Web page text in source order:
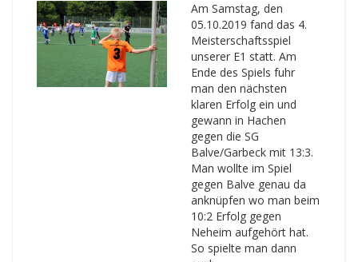
Am Samstag, den
05.10.2019 fand das 4.
Meisterschaftsspiel
unserer E1 statt. Am
Ende des Spiels fuhr
man den nächsten
klaren Erfolg ein und
gewann in Hachen
gegen die SG
Balve/Garbeck mit 13:3.
Man wollte im Spiel
gegen Balve genau da
anknüpfen wo man beim
10:2 Erfolg gegen
Neheim aufgehört hat.
So spielte man dann